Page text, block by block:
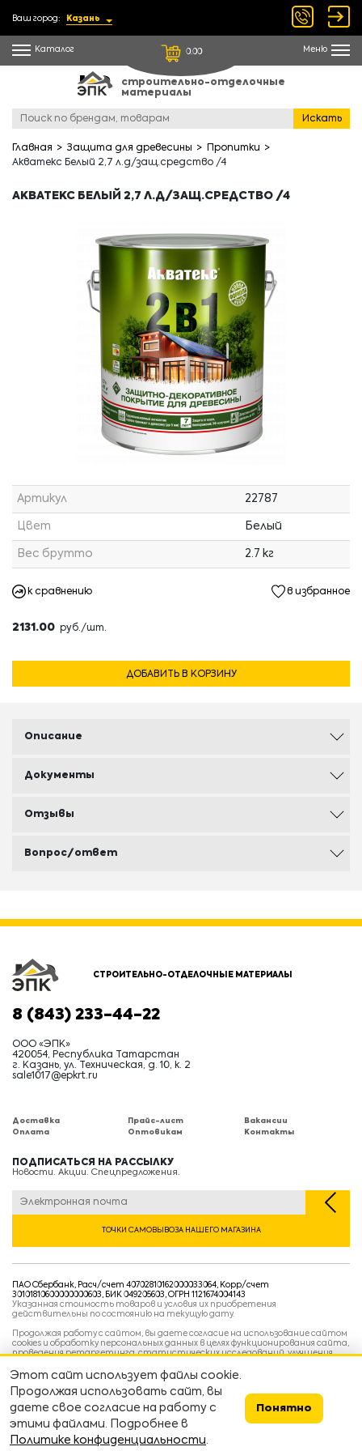
Ваш город: Казань
Каталог 0.00 Меню
строительно-отделочные
материалы
Искать
Главная Защита для древесины
Пропитки
Акватекс Белый 2,7 л.д/защ.средство /4
АКВАТЕКС БЕЛЫЙ 2,7 Л.Д/ЗАЩ.СРЕДСТВО /4
Артикул 22787
Цвет Белый
Вес брутто 2.7 кг
к сравнению в избранное
2131.00 руб./шт.
ДОБАВИТЬ В КОРЗИНУ
Описание
Документы
Отзывы
Вопрос/ответ
СТРОИТЕЛЬНО-ОТДЕЛОЧНЫЕ МАТЕРИАЛЫ
8 (843) 233-44-22
ООО «ЭПК»
420054, Республика Татарстан
г. Казань, ул. Техническая, д. 10, к. 2
sale1017@epkrt.ru
Доставка
Оплата
Прайс-лист
Оптовикам
Вакансии
Контакты
ПОДПИСАТЬСЯ НА РАССЫЛКУ
Новости. Акции. Спецпредложения.
ТОЧКИ САМОВЫВОЗА НАШЕГО МАГАЗИНА
ПАО Сбербанк, Расч/счет 40702810162000033064, Корр/счет
30101810600000000603, БИК 049205603, ОГРН 1121674004143
Указанная стоимость товаров и условия их приобретения
действительны по состоянию на текущую дату.
Продолжая работу с сайтом, вы даете согласие на использование сайтом
cookies и обработку персональных данных в целях функционирования сайта,
проведения ретаргетинга, статистических исследований, улучшения
ваших предпочтений и интересов.
Политика конфиденциальности
Условия пользовательского соглашения
Условия продажи
Сделано в
Этот сайт использует файлы cookie.
Продолжая использовать сайт, вы
даете свое согласие на работу с
этими файлами. Подробнее в
Политике конфиденциальности.
Понятно